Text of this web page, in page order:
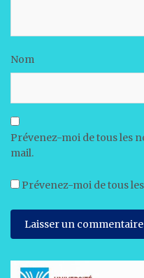
Nom
Prévenez-moi de tous les
mail.
Prévenez-moi de tous